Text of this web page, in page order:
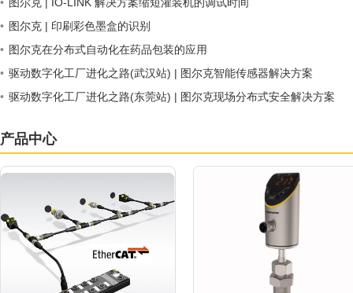
• 图尔克 | 印刷彩色墨盒的识别
• 图尔克在分布式自动化在药品包装的应用
• 驱动数字化工厂进化之路(武汉站) | 图尔克智能传感器解决方案
• 驱动数字化工厂进化之路(东莞站) | 图尔克现场分布式安全解决方案
产品中心